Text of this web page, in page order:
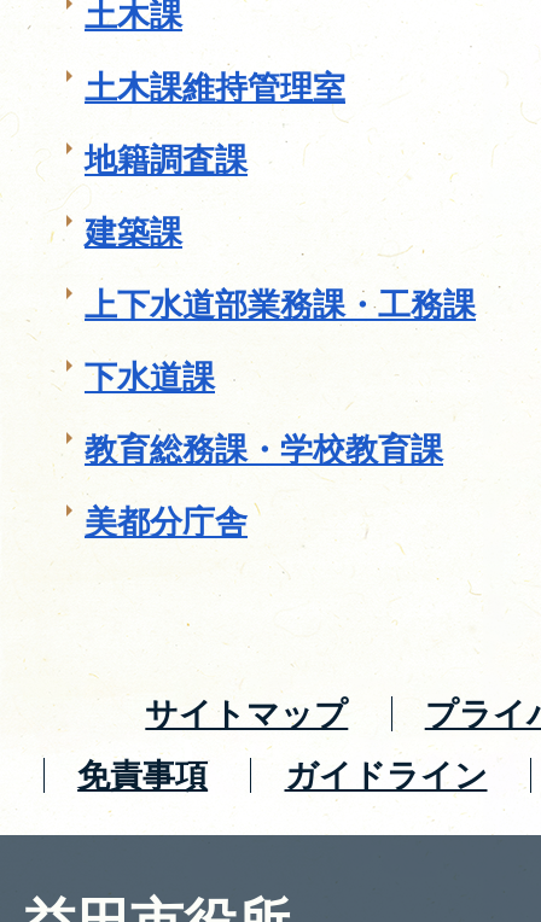
土木課
土木課維持管理室
地籍調査課
建築課
上下水道部業務課・工務課
下水道課
教育総務課・学校教育課
美都分庁舎
サイトマップ
プライ
免責事項
ガイドライン